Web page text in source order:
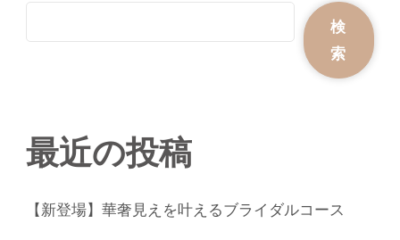
検
索
最近の投稿
【新登場】華奢見えを叶えるブライダルコース